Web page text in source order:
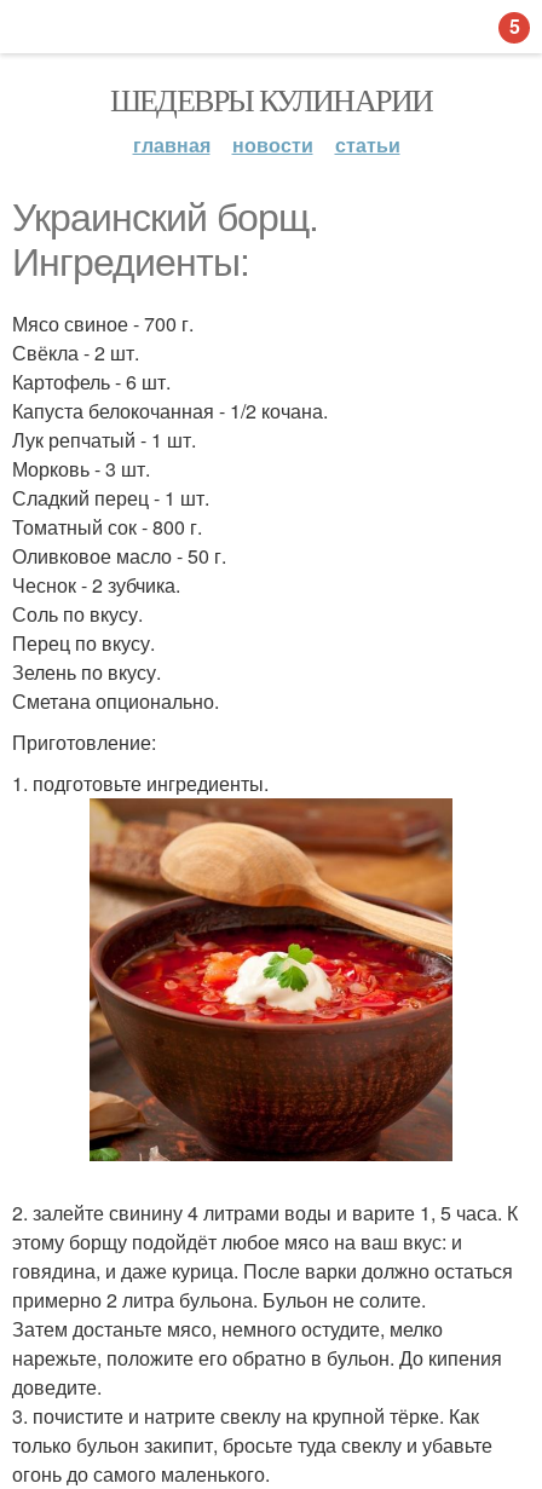
ШЕДЕВРЫ КУЛИНАРИИ
главная новости статьи
Украинский борщ.
Ингредиенты:
Мясо свиное - 700 г.
Свёкла - 2 шт.
Картофель - 6 шт.
Капуста белокочанная - 1/2 кочана.
Лук репчатый - 1 шт.
Морковь - 3 шт.
Сладкий перец - 1 шт.
Томатный сок - 800 г.
Оливковое масло - 50 г.
Чеснок - 2 зубчика.
Соль по вкусу.
Перец по вкусу.
Зелень по вкусу.
Сметана опционально.
Приготовление:
1. подготовьте ингредиенты.
2. залейте свинину 4 литрами воды и варите 1, 5 часа. К
этому борщу подойдёт любое мясо на ваш вкус: и
говядина, и даже курица. После варки должно остаться
примерно 2 литра бульона. Бульон не солите.
Затем достаньте мясо, немного остудите, мелко
нарежьте, положите его обратно в бульон. До кипения
доведите.
3. почистите и натрите свеклу на крупной тёрке. Как
только бульон закипит, бросьте туда свеклу и убавьте
огонь до самого маленького.
5